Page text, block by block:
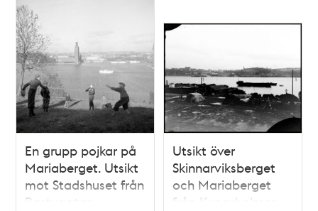
En grupp pojkar på
Mariaberget. Utsikt
mot Stadshuset från
Bastugatan
Utsikt över
Skinnarviksberget
och Mariaberget
från Kungsholmen